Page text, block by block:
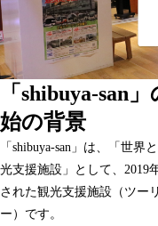
「shibuya-san
始の背景
「shibuya-san」は、「世
光支援施設」として、2019
された観光支援施設（ツー
ー）です。